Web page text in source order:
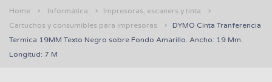
Home Informática
Impresoras, escaners y tinta
Cartuchos y consumibles para impresoras
DYMO Cinta Tranferencia
Termica 19MM Texto Negro sobre Fondo Amarillo. Ancho: 19 Mm.
Longitud: 7 M